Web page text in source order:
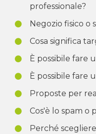
professionale?
Negozio fisico o
Cosa significa
È possibile fare
È possibile fare
Proposte per
Cos'è lo spam o
Perché